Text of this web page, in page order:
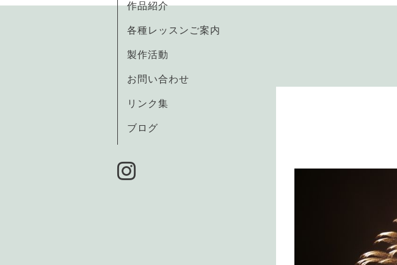
作品紹介
各種レッスンご案内
製作活動
お問い合わせ
リンク集
ブログ